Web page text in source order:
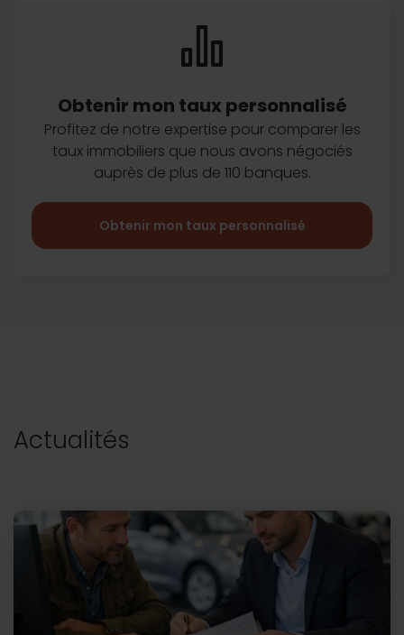
Obtenir mon taux personnalisé
Profitez de notre expertise pour comparer les
taux immobiliers que nous avons négociés
auprès de plus de 110 banques.
Obtenir mon taux personnalisé
Actualités